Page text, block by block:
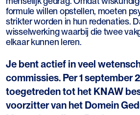
formule willen opstellen, moeten
strikter worden in hun redenaties.
wisselwerking waarbij die twee
elkaar kunnen leren.
Je bent actief in veel
commissies. Per 1 september
toegetreden tot het KNAW
voorzitter van het Domein